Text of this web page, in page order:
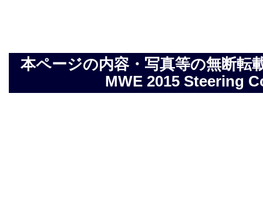
本ページの内容・写真等の無断
MWE 2015 Steering